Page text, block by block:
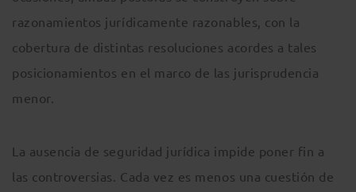
razonamientos jurídicamente razonables, con la
cobertura de distintas resoluciones acordes a tales
posicionamientos en el marco de las jurisprudencia
menor.
La ausencia de seguridad jurídica impide poner fin a
las controversias. Cada vez es menos una cuestión de